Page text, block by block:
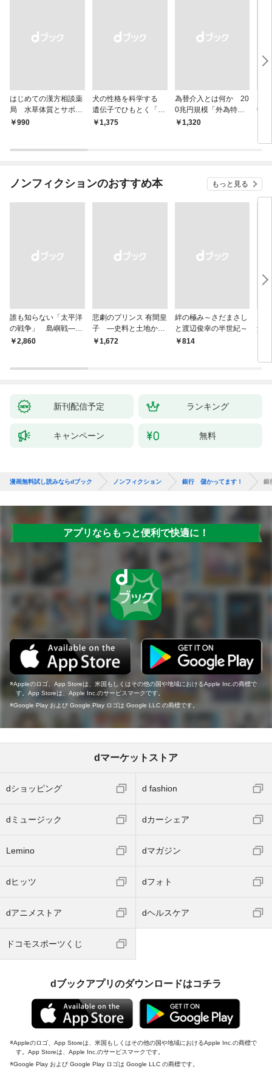
はじめての漢方相談薬
局 水草体質とサボテ
ン体質
￥990
犬の性格を科学する
遺伝子でひもとく「最
良の友」の進化
￥1,375
為替介入とは何か 20
0兆円規模「外為特
会」が生まれた謎
￥1,320
学
ノンフィクションのおすすめ本 もっと見る
誰も知らない「太平洋
の戦争」 島嶼戦――
マッカーサーとの激闘
￥2,860
悲劇のプリンス 有間皇
子 ―史料と土地から
読み直す十九年の生涯
￥1,672
絆の極み～さだまさし
と渡辺俊幸の半世紀～
￥814
父
新刊配信予定 ランキング
キャンペーン 無料
漫画無料試し読みならdブック ノンフィクション 銀行 儲かってます！ 銀
アプリならもっと便利で快適に！
Appleのロゴ、App Storeは、米国もしくはその他の国や地域におけるApple Inc.の商標で
す。App Storeは、Apple Inc.のサービスマークです。
Google Play および Google Play ロゴは Google LLC の商標です。
dマーケットストア
dショッピング d fashion
dミュージック dカーシェア
Lemino dマガジン
dヒッツ dフォト
dアニメストア dヘルスケア
ドコモスポーツくじ
dブックアプリのダウンロードはコチラ
Appleのロゴ、App Storeは、米国もしくはその他の国や地域におけるApple Inc.の商標で
す。App Storeは、Apple Inc.のサービスマークです。
Google Play および Google Play ロゴは Google LLC の商標です。